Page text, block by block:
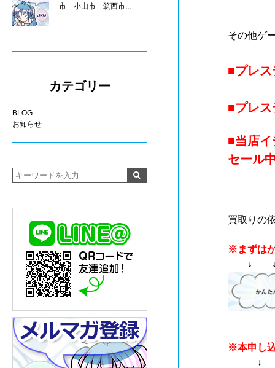
その他ゲ
■プレ
■プレ
■当店
セール
買取りの
※まずは
↓
※本申し
↓
市 小山市 筑西市...
カテゴリー
BLOG
お知らせ